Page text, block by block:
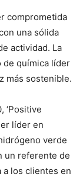
comprometida
una sólida
actividad. La
de química líder
más sostenible.
‘Positive
líder en
verde
un referente de
a los clientes en